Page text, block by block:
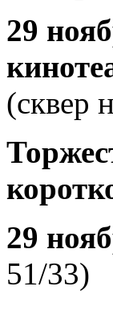
29
(сквер
29
51/33)